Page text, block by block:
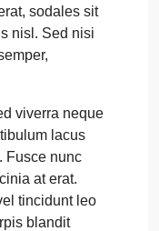
sodales sit
nisl. Sed nisi
viverra neque
lacus
Fusce nunc
at erat.
tincidunt leo
blandit